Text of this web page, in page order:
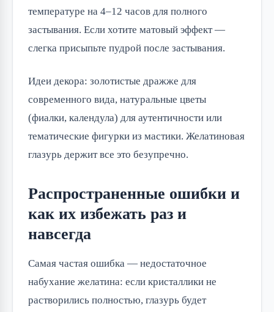
температуре на 4–12 часов для полного
застывания. Если хотите матовый эффект —
слегка присыпьте пудрой после застывания.
Идеи декора: золотистые дражже для
современного вида, натуральные цветы
(фиалки, календула) для аутентичности или
тематические фигурки из мастики. Желатиновая
глазурь держит все это безупречно.
Распространенные ошибки и
как их избежать раз и
навсегда
Самая частая ошибка — недостаточное
набухание желатина: если кристаллики не
растворились полностью, глазурь будет